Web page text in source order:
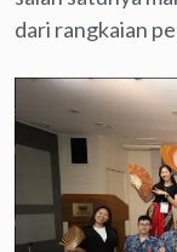
dari rangkaian